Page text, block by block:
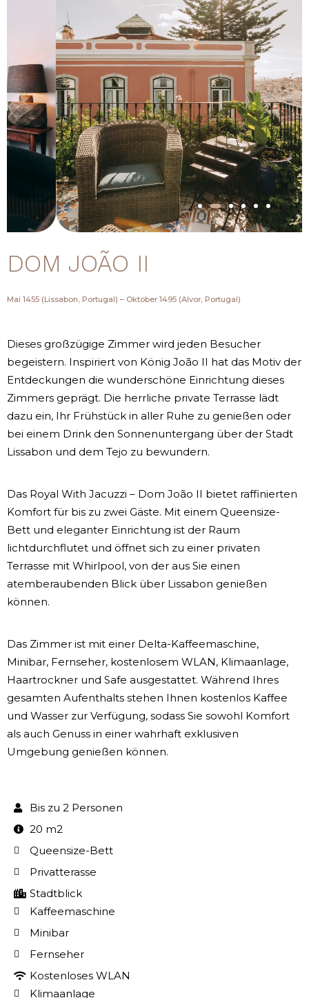
DOM JOÃO II
Mai 1455 (Lissabon, Portugal) – Oktober 1495 (Alvor, Portugal)
Dieses großzügige Zimmer wird jeden Besucher
begeistern. Inspiriert von König João II hat das Motiv der
Entdeckungen die wunderschöne Einrichtung dieses
Zimmers geprägt. Die herrliche private Terrasse lädt
dazu ein, Ihr Frühstück in aller Ruhe zu genießen oder
bei einem Drink den Sonnenuntergang über der Stadt
Lissabon und dem Tejo zu bewundern.
Das Royal With Jacuzzi – Dom João II bietet raffinierten
Komfort für bis zu zwei Gäste. Mit einem Queensize-
Bett und eleganter Einrichtung ist der Raum
lichtdurchflutet und öffnet sich zu einer privaten
Terrasse mit Whirlpool, von der aus Sie einen
atemberaubenden Blick über Lissabon genießen
können.
Das Zimmer ist mit einer Delta-Kaffeemaschine,
Minibar, Fernseher, kostenlosem WLAN, Klimaanlage,
Haartrockner und Safe ausgestattet. Während Ihres
gesamten Aufenthalts stehen Ihnen kostenlos Kaffee
und Wasser zur Verfügung, sodass Sie sowohl Komfort
als auch Genuss in einer wahrhaft exklusiven
Umgebung genießen können.
Bis zu 2 Personen
20 m2
Queensize-Bett
Privatterasse
Stadtblick
Kaffeemaschine
Minibar
Fernseher
Kostenloses WLAN
Klimaanlage